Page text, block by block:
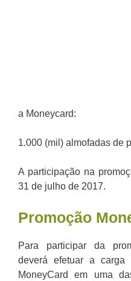
a Moneycard:
1.000 (mil) almofadas de
A participação na
31 de julho de 2017.
Promoção
Para participar da
deverá efetuar a
MoneyCard em uma